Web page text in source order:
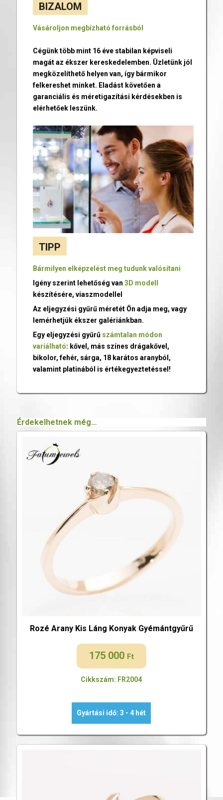
BIZALOM
Vásároljon megbízható forrásból
Cégünk több mint 16 éve stabilan képviseli
magát az ékszer kereskedelemben. Üzletünk jól
megközelíthető helyen van, így bármikor
felkereshet minket. Eladást követően a
garanciális és méretigazítási kérdésekben is
elérhetőek leszünk.
TIPP
Bármilyen elképzelést meg tudunk valósítani
Igény szerint lehetőség van 3D modell
készítésére, viaszmodellel
Az eljegyzési gyűrű méretét Ön adja meg, vagy
lemérhetjük ékszer galériánkban.
Egy eljegyzési gyűrű számtalan módon
variálható: kővel, más színes drágakővel,
bikolor, fehér, sárga, 18 karátos aranyból,
valamint platinából is értékegyeztetéssel!
Érdekelhetnek még…
Rozé Arany Kis Láng Konyak Gyémántgyűrű
175 000 Ft
Cikkszám: FR2004
Gyártási idő: 3 - 4 hét